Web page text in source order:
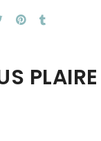
PLAIRE